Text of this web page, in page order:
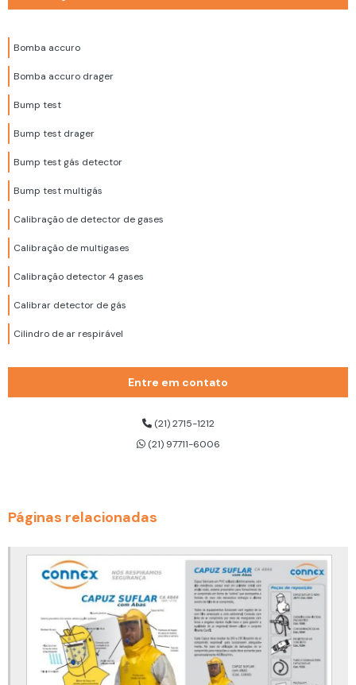
Bomba accuro
Bomba accuro drager
Bump test
Bump test drager
Bump test gás detector
Bump test multigás
Calibração de detector de gases
Calibração de multigases
Calibração detector 4 gases
Calibrar detector de gás
Cilindro de ar respirável
Cilindro de ar respirável dräger
Cinto de segurança 3 pontos
Cinto de segurança com talabarte duplo
Cinto de segurança com talabarte para eletricista
Cinto de segurança com talabarte preço
Cinto de segurança tipo paraquedista
Cinto de segurança tipo paraquedista com talabarte
Entre em contato
(21) 2715-1212
(21) 97711-6006
Páginas relacionadas